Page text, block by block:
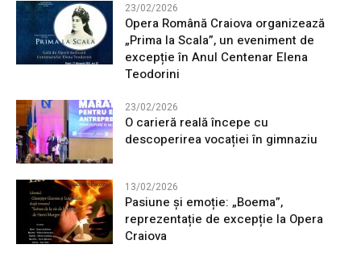
23/02/2026
Opera Română Craiova organizează
„Prima la Scala”, un eveniment de
excepție în Anul Centenar Elena
Teodorini
23/02/2026
O carieră reală începe cu
descoperirea vocației în gimnaziu
13/02/2026
Pasiune și emoție: „Boema”,
reprezentație de excepție la Opera
Craiova